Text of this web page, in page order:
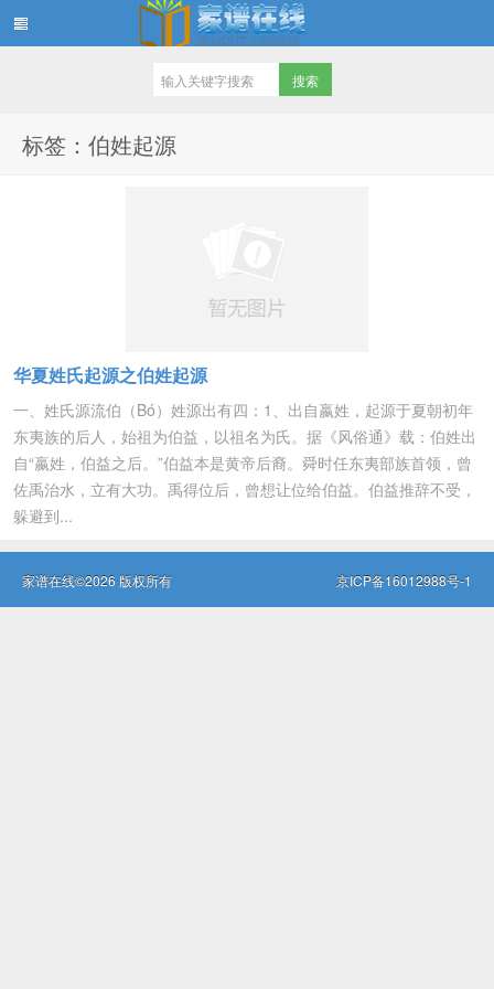
标签：伯姓起源
华夏姓氏起源之伯姓起源
一、姓氏源流伯（Bó）姓源出有四：1、出自嬴姓，起源于夏朝初年
东夷族的后人，始祖为伯益，以祖名为氏。据《风俗通》载：伯姓出
自“嬴姓，伯益之后。”伯益本是黄帝后裔。舜时任东夷部族首领，曾
佐禹治水，立有大功。禹得位后，曾想让位给伯益。伯益推辞不受，
躲避到...
家谱在线©2026 版权所有 京ICP备16012988号-1